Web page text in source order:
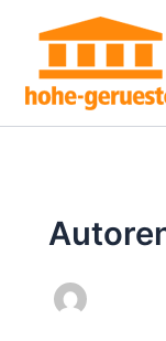
Inhalt
springen